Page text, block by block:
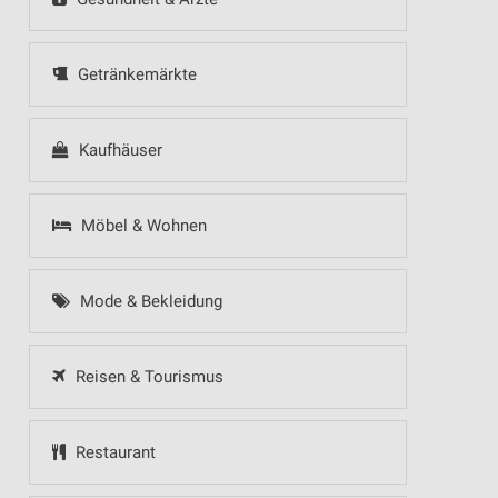
Getränkemärkte
Kaufhäuser
Möbel & Wohnen
Mode & Bekleidung
Reisen & Tourismus
Restaurant